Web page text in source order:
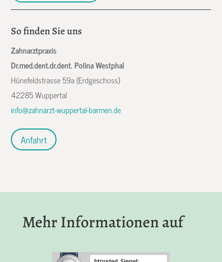
So finden Sie uns
Zahnarztpraxis
Dr.med.dent.dr.dent. Polina Westphal
Hünefeldstrasse 59a (Erdgeschoss)
42285 Wuppertal
info@zahnarzt-wuppertal-barmen.de
Anfahrt
Mehr Informationen auf